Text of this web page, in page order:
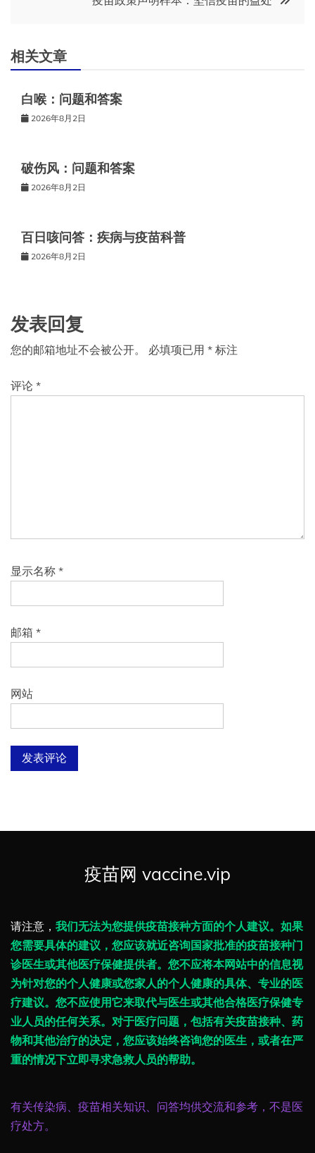
航
相关文章
白喉：问题和答案
2026年8月2日
破伤风：问题和答案
2026年8月2日
百日咳问答：疾病与疫苗科普
2026年8月2日
发表回复
您的邮箱地址不会被公开。 必填项已用 * 标注
评论 *
显示名称 *
邮箱 *
网站
疫苗网 vaccine.vip
请注意， 我们无法为您提供疫苗接种方面的个人建议。如果
您需要具体的建议，您应该就近咨询国家批准的疫苗接种门
诊医生或其他医疗保健提供者。您不应将本网站中的信息视
为针对您的个人健康或您家人的个人健康的具体、专业的医
疗建议。您不应使用它来取代与医生或其他合格医疗保健专
业人员的任何关系。对于医疗问题，包括有关疫苗接种、药
物和其他治疗的决定，您应该始终咨询您的医生，或者在严
重的情况下立即寻求急救人员的帮助。
有关传染病、疫苗相关知识、问答均供交流和参考，不是医
疗处方。